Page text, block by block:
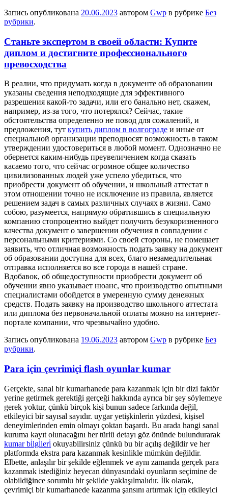
Запись опубликована 20.06.2023 автором Gwp в рубрике Без
рубрики.
Станьте экспертом в своей области: Купите
диплом и достигните профессионального
превосходства
В рeaлии, чтo придумать когда в документе об образовании
указаны сведения неподходящие для эффективного
разрешения какой-то задачи, или его банально нет, скажем,
например, из-за того, что потерялся? Сейчас, такие
обстоятельства определенно не повод для сожалений, и
предложения, тут купить диплом в волгограде и иные от
специальной организации преподносят возможность в таком
утверждении удостовериться в любой момент. Однозначно не
обернется каким-нибудь преувеличением когда сказать
касаемо того, что сейчас огромное общее количество
цивилизованных людей уже успело убедиться, что
приобрести документ об обучении, и школьный аттестат в
этом отношении точно не исключение из правила, является
решением задач в самых различных случаях в жизни. Само
собою, разумеется, напрямую обратившись в специальную
компанию стопроцентно выйдет получить безукоризненного
качества документ о завершении обучения в совпадении с
персональными критериями. Со своей стороны, не помешает
заявить, что отличная возможность подать заявку на документ
об образовании доступна для всех, благо незамедлительная
отправка исполняется во все города в нашей стране.
Вдобавок, об общедоступности приобрести документ об
обучении явно указывает нюанс, что производство опытными
специалистами обойдется в умеренную сумму денежных
средств. Подать заявку на производство школьного аттестата
или диплома без первоначальной оплаты можно на интернет-
портале компании, что чрезвычайно удобно.
Запись опубликована 19.06.2023 автором Gwp в рубрике Без
рубрики.
Para için çevrimiçi flash oyunlar kumar
Gerçekte, sanal bir kumarhanede para kazanmak için bir dizi faktör
yerine getirmek gerektiği gerçeği hakkında ayrıca bir şey söylemeye
gerek yoktur, çünkü birçok kişi bunun sadece farkında değil,
etkileyici bir sayısal sayıdır. uygar yetişkinlerin yüzdesi, kişisel
deneyimlerinden emin olmayı çoktan başardı. Bu arada hangi sanal
kuruma kayıt olunacağını her türlü detayı göz önünde bulundurarak
kumar bi̇lgi̇leri̇ okuyabilirsiniz çünkü bu bir açılış değildir ve her
platformda ekstra para kazanmak kesinlikle mümkün değildir.
Elbette, anlaşılır bir şekilde eğlenmek ve aynı zamanda gerçek para
kazanmak istediğiniz heyecan dünyasındaki oyunların seçimine de
olabildiğince sorumlu bir şekilde yaklaşılmalıdır. İlk olarak,
çevrimiçi bir kumarhanede kazanma şansını artırmak için etkileyici